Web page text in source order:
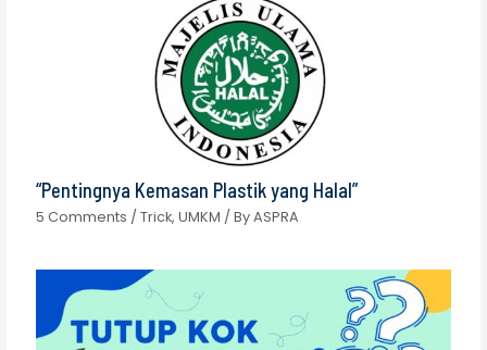
“Pentingnya Kemasan Plastik yang Halal”
5 Comments /Trick,UMKM / ByASPRA